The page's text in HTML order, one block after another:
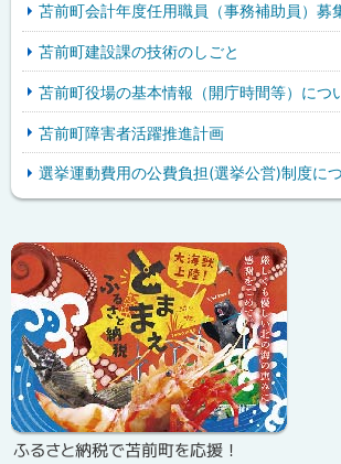
苫前町会計年度任用職員（事務補助員）募
苫前町建設課の技術のしごと
苫前町役場の基本情報（開庁時間等）につ
苫前町障害者活躍推進計画
選挙運動費用の公費負担(選挙公営)制度に
サ
イ
ド
・
メ
ニ
ッ
ク
ア
ッ
プ
ふるさと納税で苫前町を応援！